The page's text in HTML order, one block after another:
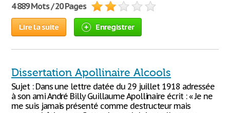
4 889 Mots / 20 Pages
Lire la suite Enregistrer
Dissertation Apollinaire Alcools
Sujet : Dans une lettre datée du 29 juillet 1918 adressée
à son ami André Billy Guillaume Apollinaire écrit : « Je ne
me suis jamais présenté comme destructeur mais